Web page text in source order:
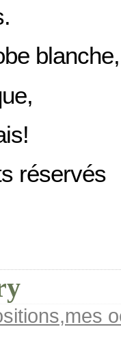
blanche,
réservés
,mes